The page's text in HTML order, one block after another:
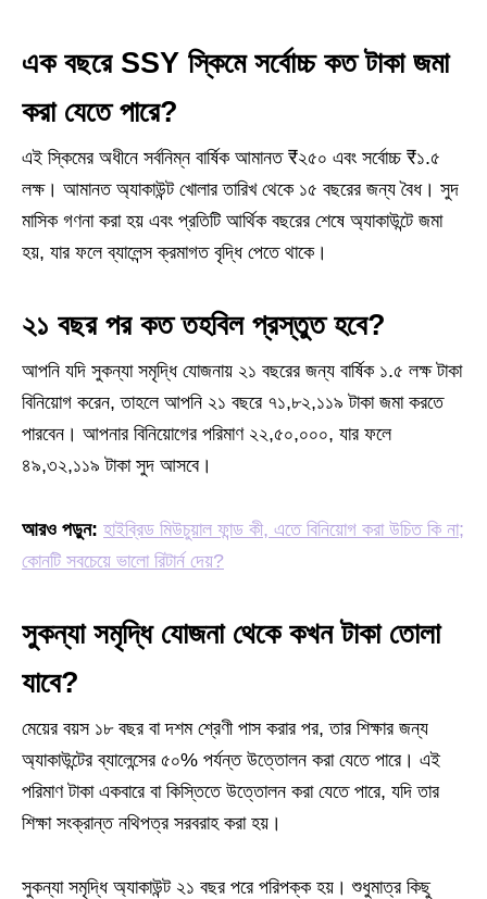
এক বছরে SSY স্কিমে সর্বোচ্চ কত টাকা জমা
করা যেতে পারে?
এই স্কিমের অধীনে সর্বনিম্ন বার্ষিক আমানত ₹২৫০ এবং সর্বোচ্চ ₹১.৫
লক্ষ। আমানত অ্যাকাউন্ট খোলার তারিখ থেকে ১৫ বছরের জন্য বৈধ। সুদ
মাসিক গণনা করা হয় এবং প্রতিটি আর্থিক বছরের শেষে অ্যাকাউন্টে জমা
হয়, যার ফলে ব্যালেন্স ক্রমাগত বৃদ্ধি পেতে থাকে।
২১ বছর পর কত তহবিল প্রস্তুত হবে?
আপনি যদি সুকন্যা সমৃদ্ধি যোজনায় ২১ বছরের জন্য বার্ষিক ১.৫ লক্ষ টাকা
বিনিয়োগ করেন, তাহলে আপনি ২১ বছরে ৭১,৮২,১১৯ টাকা জমা করতে
পারবেন। আপনার বিনিয়োগের পরিমাণ ২২,৫০,০০০, যার ফলে
৪৯,৩২,১১৯ টাকা সুদ আসবে।
আরও পড়ুন: হাইব্রিড মিউচুয়াল ফান্ড কী, এতে বিনিয়োগ করা উচিত কি না;
কোনটি সবচেয়ে ভালো রিটার্ন দেয়?
সুকন্যা সমৃদ্ধি যোজনা থেকে কখন টাকা তোলা
যাবে?
মেয়ের বয়স ১৮ বছর বা দশম শ্রেণী পাস করার পর, তার শিক্ষার জন্য
অ্যাকাউন্টের ব্যালেন্সের ৫০% পর্যন্ত উত্তোলন করা যেতে পারে। এই
পরিমাণ টাকা একবারে বা কিস্তিতে উত্তোলন করা যেতে পারে, যদি তার
শিক্ষা সংক্রান্ত নথিপত্র সরবরাহ করা হয়।
সুকন্যা সমৃদ্ধি অ্যাকাউন্ট ২১ বছর পরে পরিপক্ক হয়। শুধুমাত্র কিছু